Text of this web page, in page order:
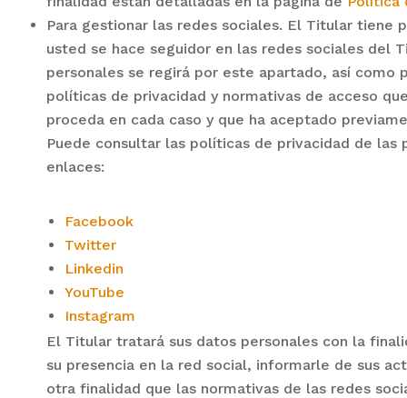
Para gestionar las redes sociales. El Titular tiene
usted se hace seguidor en las redes sociales del
personales se regirá por este apartado, así como
políticas de privacidad y normativas de acceso
proceda en cada caso y que ha aceptado
Puede consultar las políticas de privacidad de las
enlaces:
Facebook
Twitter
Linkedin
YouTube
Instagram
El Titular tratará sus datos personales con la
su presencia en la red social, informarle de sus
otra finalidad que las normativas de las redes